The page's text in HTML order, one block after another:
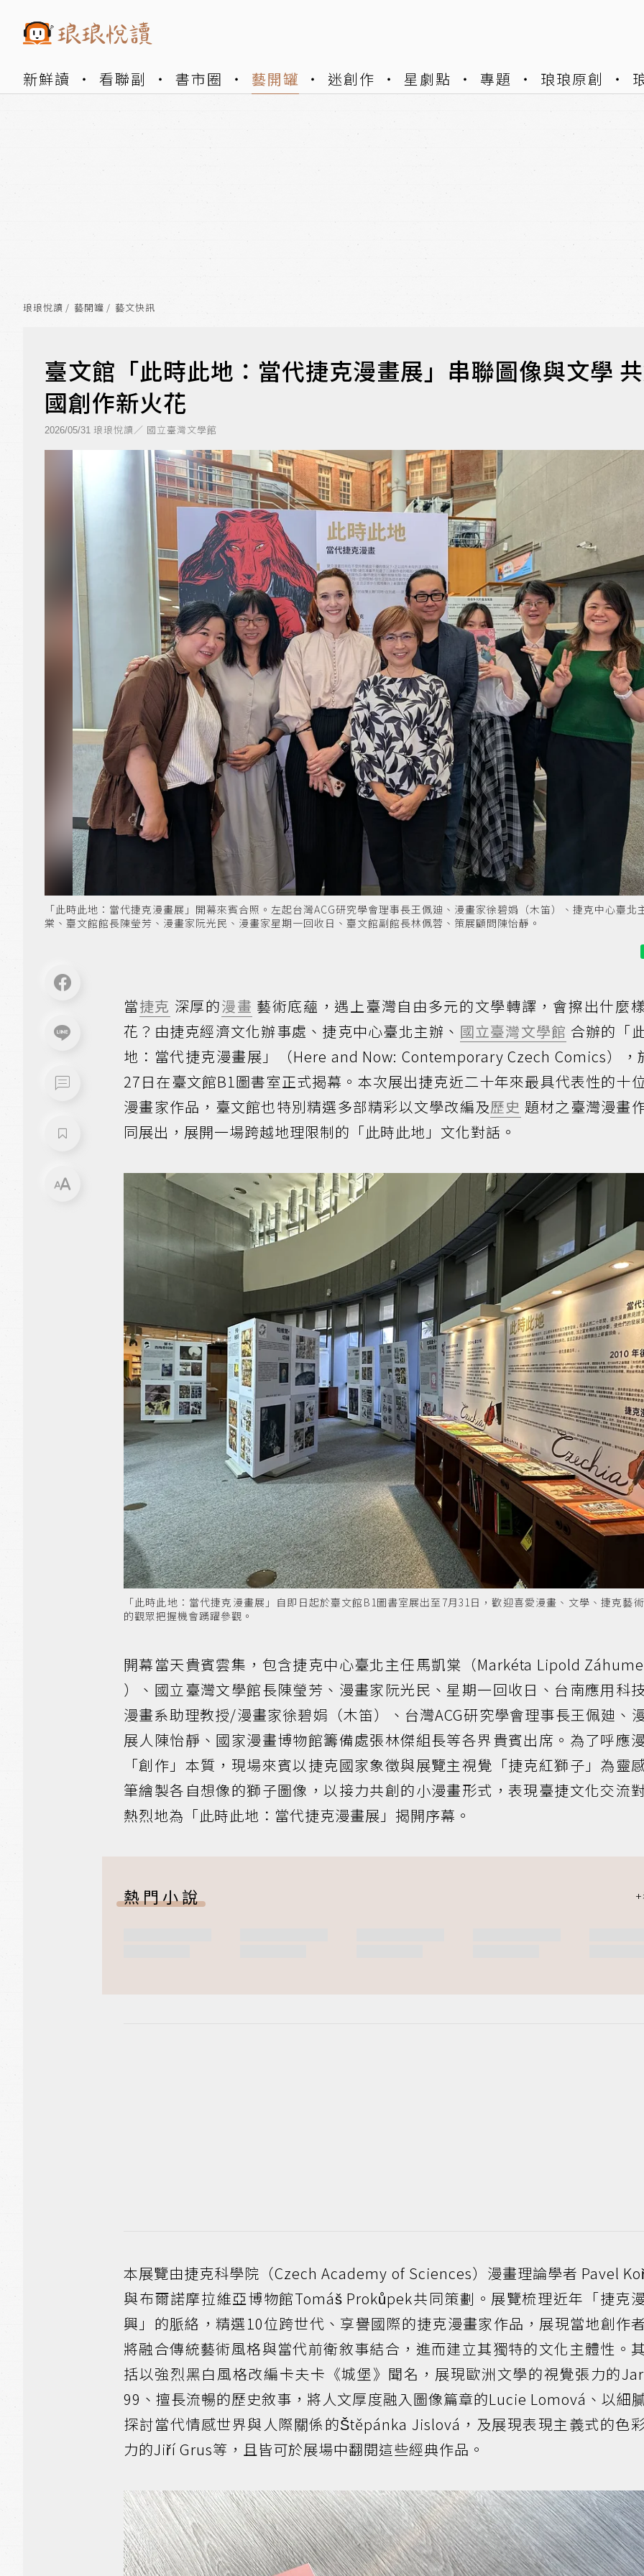
新鮮讀 看聯副 書市圈 藝開罐 迷創作 星劇點 專題 琅琅原創
琅琅悅讀 藝開罐 藝文快訊
臺文館「此時此地：當代捷克漫畫展」串聯圖像與文學
國創作新火花
2026/05/31 琅琅悅讀／ 國立臺灣文學館
「此時此地：當代捷克漫畫展」開幕來賓合照。左起台灣ACG研究學會理事長王佩廸、漫畫家徐碧娟（木笛）、捷克中心臺北
棠、臺文館館長陳瑩芳、漫畫家阮光民、漫畫家星期一回收日、臺文館副館長林佩蓉、策展顧問陳怡靜。
當捷克 深厚的漫畫 藝術底蘊，遇上臺灣自由多元的文學轉譯，會擦出什麼
花？由捷克經濟文化辦事處、捷克中心臺北主辦、 國立臺灣文學館 合辦的「
地：當代捷克漫畫展」（Here and Now: Contemporary Czech Comics），
27日在臺文館B1圖書室正式揭幕。本次展出捷克近二十年來最具代表性的十
漫畫家作品，臺文館也特別精選多部精彩以文學改編及歷史 題材之臺灣漫畫
同展出，展開一場跨越地理限制的「此時此地」文化對話。
「此時此地：當代捷克漫畫展」自即日起於臺文館B1圖書室展出至7月31日，歡迎喜愛漫畫、文學、捷克藝
的觀眾把握機會踴躍參觀。
開幕當天貴賓雲集，包含捷克中心臺北主任馬凱棠（Markéta Lipold
）、國立臺灣文學館長陳瑩芳、漫畫家阮光民、星期一回收日、台南應用科
漫畫系助理教授/漫畫家徐碧娟（木笛）、台灣ACG研究學會理事長王佩廸、
展人陳怡靜、國家漫畫博物館籌備處張林傑組長等各界貴賓出席。為了呼應
「創作」本質，現場來賓以捷克國家象徵與展覽主視覺「捷克紅獅子」為靈
筆繪製各自想像的獅子圖像，以接力共創的小漫畫形式，表現臺捷文化交流
熱烈地為「此時此地：當代捷克漫畫展」揭開序幕。
熱門小說
本展覽由捷克科學院（Czech Academy of Sciences）漫畫理論學者 Pavel
與布爾諾摩拉維亞博物館Tomáš Prokůpek共同策劃。展覽梳理近年「捷克
興」的脈絡，精選10位跨世代、享譽國際的捷克漫畫家作品，展現當地創作
將融合傳統藝術風格與當代前衛敘事結合，進而建立其獨特的文化主體性。
括以強烈黑白風格改編卡夫卡《城堡》聞名，展現歐洲文學的視覺張力的
99、擅長流暢的歷史敘事，將人文厚度融入圖像篇章的Lucie Lomová、以細
探討當代情感世界與人際關係的Štěpánka Jislová，及展現表現主義式的色
力的Jiří Grus等，且皆可於展場中翻閱這些經典作品。